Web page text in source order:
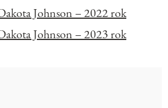
Johnson – 2022 rok
Johnson – 2023 rok